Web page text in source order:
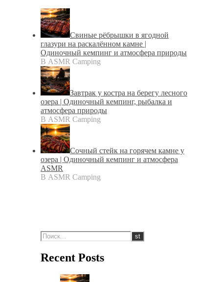
Свиные рёбрышки в ягодной
глазури на раскалённом камне |
Одиночный кемпинг и атмосфера природы
В ASMR Camping
Завтрак у костра на берегу лесного
озера | Одиночный кемпинг, рыбалка и
атмосфера природы
В ASMR Camping
Сочный стейк на горячем камне у
озера | Одиночный кемпинг и атмосфера
ASMR
В ASMR Camping
Recent Posts